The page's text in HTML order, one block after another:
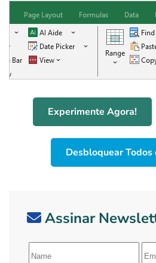
Experimente Agora!
Desbloquear Todos
Assinar